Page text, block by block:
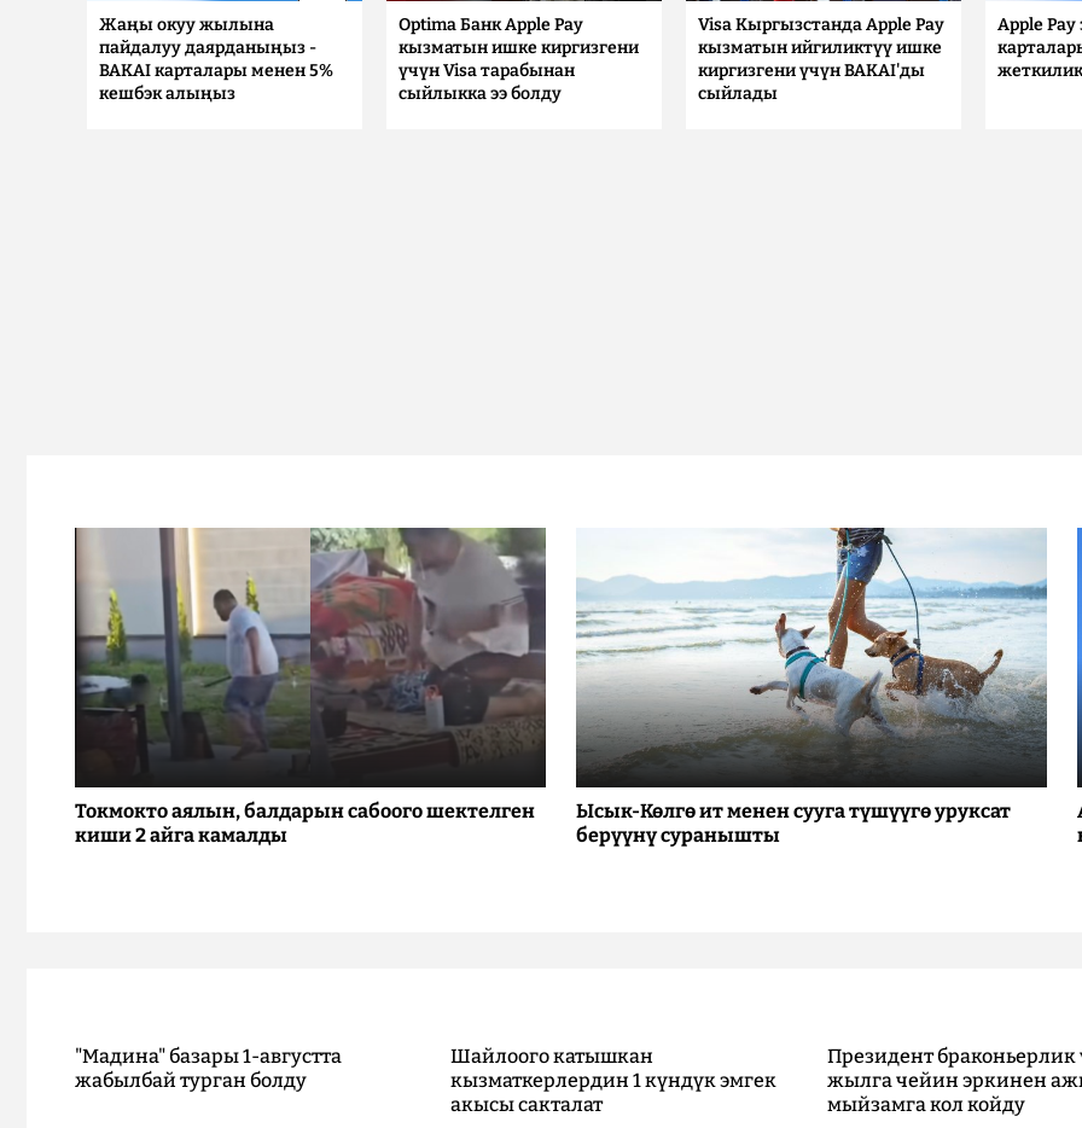
Жаңы окуу жылына
пайдалуу даярданыңыз -
BAKAI карталары менен 5%
кешбэк алыңыз
Optima Банк Apple Pay
кызматын ишке киргизгени
үчүн Visa тарабынан
сыйлыкка ээ болду
Visa Кыргызстанда Apple Pay
кызматын ийгиликтүү ишке
киргизгени үчүн BAKAI'ды
сыйлады
Apple
Токмокто аялын, балдарын сабоого шектелген
киши 2 айга камалды
Ысык-Көлгө ит менен сууга түшүүгө уруксат
берүүнү суранышты
"Мадина" базары 1-августта
жабылбай турган болду
Шайлоого катышкан
кызматкерлердин 1 күндүк эмгек
акысы сакталат
Президент браконьерлик
жылга чейин эркинен
мыйзамга кол койду